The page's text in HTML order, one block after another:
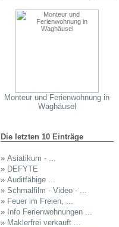
Monteur und Ferienwohnung in
Waghäusel
Die letzten 10 Einträge
» Asiatikum - ...
» DEFYTE
» Auditfähige ...
» Schmalfilm - Video - ...
» Feuer im Freien, ...
»
Info Ferienwohnungen ...
» Maklerfrei verkauft ...